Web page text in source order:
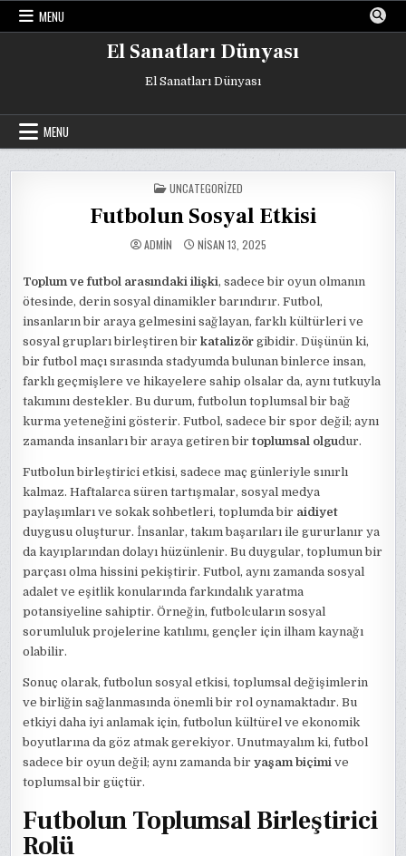
Skip
MENU
El Sanatları Dünyası
El Sanatları Dünyası
MENU
POSTED
IN
UNCATEGORIZED
Futbolun Sosyal Etkisi
ADMIN NISAN 13, 2025
Toplum ve futbol arasındaki ilişki, sadece bir oyun olmanın
ötesinde, derin sosyal dinamikler barındırır. Futbol,
insanların bir araya gelmesini sağlayan, farklı kültürleri ve
sosyal grupları birleştiren birkatalizör gibidir. Düşünün ki,
bir futbol maçı sırasında stadyumda bulunan binlerce insan,
farklı geçmişlere ve hikayelere sahip olsalar da, aynı tutkuyla
takımını destekler. Bu durum, futbolun toplumsal bir bağ
kurma yeteneğini gösterir. Futbol, sadece bir spor değil; aynı
zamanda insanları bir araya getiren birtoplumsal olgudur.
Futbolun birleştirici etkisi, sadece maç günleriyle sınırlı
kalmaz. Haftalarca süren tartışmalar, sosyal medya
paylaşımları ve sokak sohbetleri, toplumda bir aidiyet
duygusu oluşturur. İnsanlar, takım başarıları ile gururlanır ya
da kayıplarından dolayı hüzünlenir. Bu duygular, toplumun bir
parçası olma hissini pekiştirir. Futbol, aynı zamanda sosyal
adalet ve eşitlik konularında farkındalık yaratma
potansiyeline sahiptir. Örneğin, futbolcuların sosyal
sorumluluk projelerine katılımı, gençler için ilham kaynağı
olabilir.
Sonuç olarak, futbolun sosyal etkisi, toplumsal değişimlerin
ve birliğin sağlanmasında önemli bir rol oynamaktadır. Bu
etkiyi daha iyi anlamak için, futbolun kültürel ve ekonomik
boyutlarına da göz atmak gerekiyor. Unutmayalım ki, futbol
sadece bir oyun değil; aynı zamanda biryaşam biçimi ve
toplumsal bir güçtür.
Futbolun Toplumsal Birleştirici
Rolü